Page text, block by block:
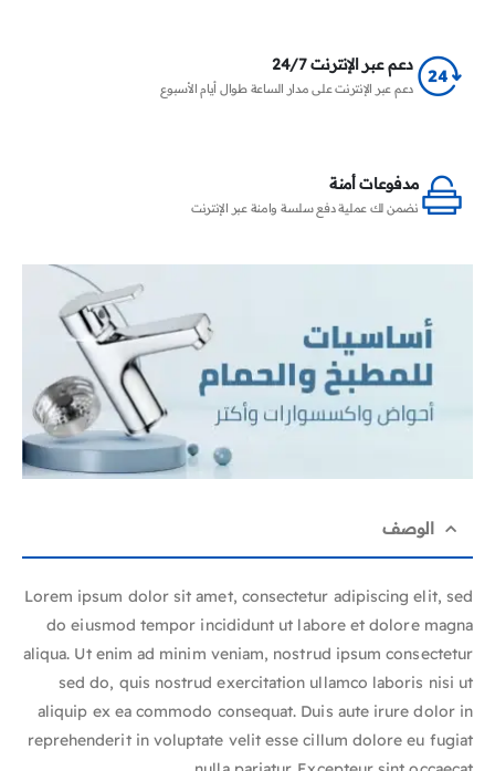
دعم عبر الإنترنت 24/7
دعم عبر الإنترنت على مدار الساعة طوال أيام الأسبوع
مدفوعات أمنة
نضمن لك عملية دفع سلسة وامنة عبر الإنترنت
الوصف
Lorem ipsum dolor sit amet, consectetur adipiscing elit, sed
do eiusmod tempor incididunt ut labore et dolore magna
aliqua. Ut enim ad minim veniam, nostrud ipsum consectetur
sed do, quis nostrud exercitation ullamco laboris nisi ut
aliquip ex ea commodo consequat. Duis aute irure dolor in
reprehenderit in voluptate velit esse cillum dolore eu fugiat